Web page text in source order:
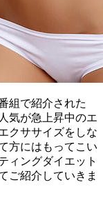
組で紹介された
気が急上昇中のエ
クササイズをしな
方にはもってこい
ィングダイエット
ご紹介していきま